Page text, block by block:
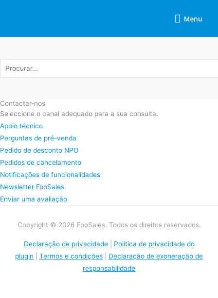
Menu
Menu
por:
Contactar-nos
Seleccione o canal adequado para a sua consulta.
Apoio técnico
Perguntas de pré-venda
Pedido de desconto NPO
Pedidos de cancelamento
Notificações de funcionalidades
Newsletter FooSales
Enviar uma avaliação
Copyright © 2026 FooSales. Todos os direitos reservados.
Declaração de privacidade| Política de privacidade do
plugin
Termos e condições
Declaração de exoneração de
responsabilidade